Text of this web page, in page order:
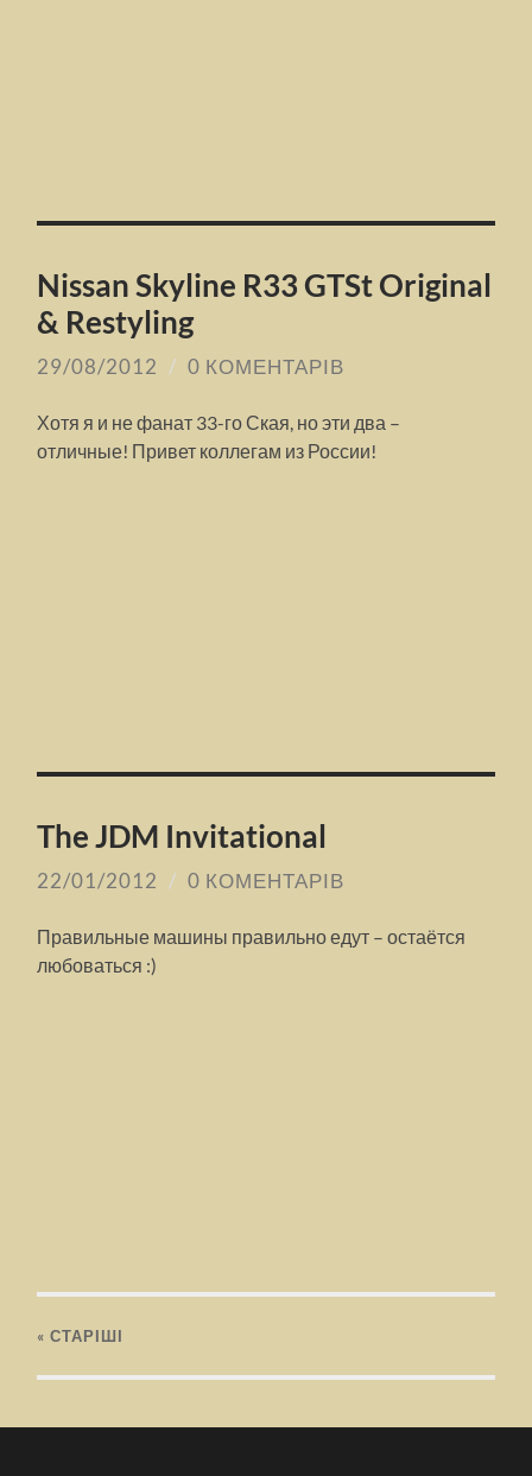
Nissan Skyline R33 GTSt Original
& Restyling
29/08/2012 / 0 КОМЕНТАРІВ
Хотя я и не фанат 33-го Ская, но эти два –
отличные! Привет коллегам из России!
The JDM Invitational
22/01/2012 / 0 КОМЕНТАРІВ
Правильные машины правильно едут – остаётся
любоваться :)
« СТАРІШІ